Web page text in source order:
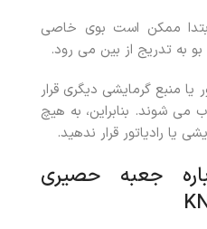
ممکن است بوی خاصی
بو به تدریج از بین می رود.
یا منبع گرمایشی دیگری قرار
شوند. بنابراین، به هیچ
یا رادیاتور قرار ندهید.
جعبه حصیری